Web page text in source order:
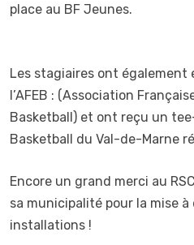
place au BF Jeunes.
Les stagiaires ont également
l’AFEB : (Association
Basketball) et ont reçu un
Basketball du Val-de-Marne
Encore un grand merci au
sa municipalité pour la mise
installations !